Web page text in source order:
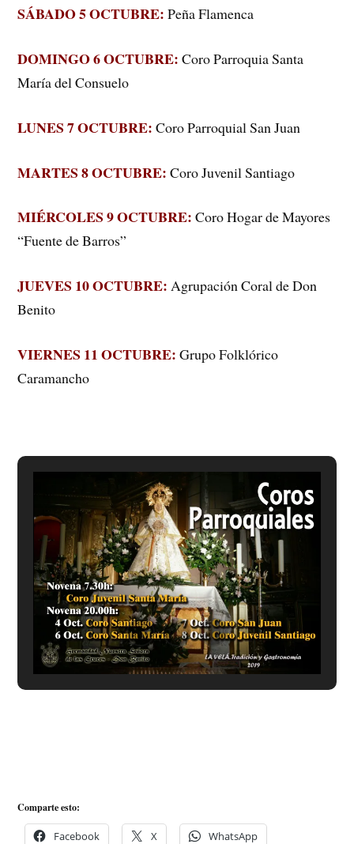
SÁBADO 5 OCTUBRE: Peña Flamenca
DOMINGO 6 OCTUBRE: Coro Parroquia Santa
María del Consuelo
LUNES 7 OCTUBRE: Coro Parroquial San Juan
MARTES 8 OCTUBRE: Coro Juvenil Santiago
MIÉRCOLES 9 OCTUBRE: Coro Hogar de Mayores
“Fuente de Barros”
JUEVES 10 OCTUBRE: Agrupación Coral de Don
Benito
VIERNES 11 OCTUBRE: Grupo Folklórico
Caramancho
Comparte esto:
Facebook X WhatsApp